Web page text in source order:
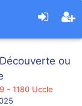
ou
- 1180 Uccle